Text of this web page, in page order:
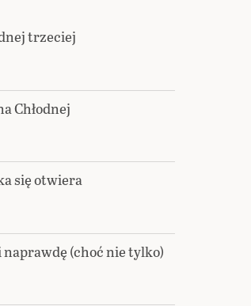
trzeciej
Chłodnej
się otwiera
(choć nie tylko)